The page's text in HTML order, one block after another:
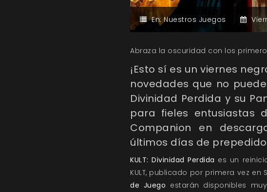
En:Nuestros Juegos
Abraza la oscuridad con los
¡Esto sí es un viernes
novedades que no
Divinidad Perdida y su
para fieles entusiastas
Companion en
últimos días de
KULT: Divinidad Perdida es un
KULT, publicado por primera vez en
de Juego estarán disponibles